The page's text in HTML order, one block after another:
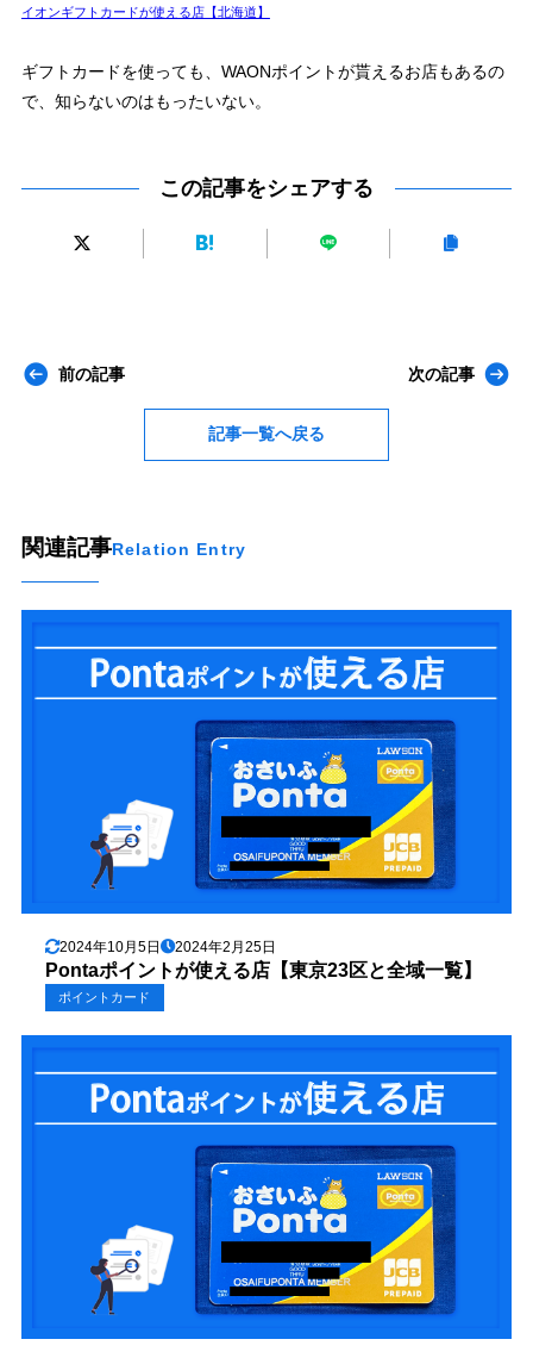
イオンギフトカードが使える店【北海道】
ギフトカードを使っても、WAONポイントが貰えるお店もあるの
で、知らないのはもったいない。
この記事をシェアする
前の記事
記事一覧へ戻る
次の記事
関連記事Relation Entry
2024年10月5日 2024年2月25日
Pontaポイントが使える店【東京23区と全域一覧】
ポイントカード